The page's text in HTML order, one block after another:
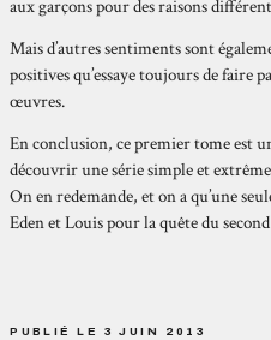
aux garçons pour des raisons
Mais d’autres sentiments sont
positives qu’essaye toujours de faire
œuvres.
En conclusion, ce premier tome est
découvrir une série simple et
On en redemande, et on a qu’une
Eden et Louis pour la quête du
PUBLIÉ LE 3 JUIN 2013